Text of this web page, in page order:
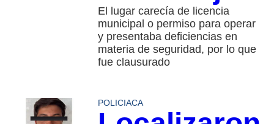
El lugar carecía de licencia
municipal o permiso para operar
y presentaba deficiencias en
materia de seguridad, por lo que
fue clausurado
POLICIACA